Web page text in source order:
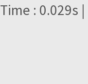
Time : 0.029s